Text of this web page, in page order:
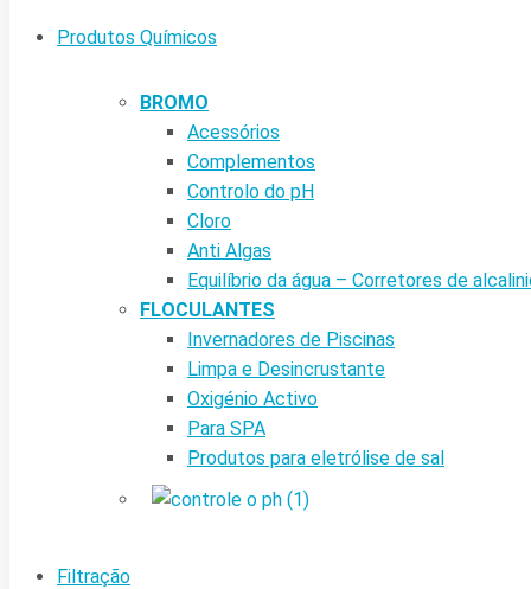
Produtos Químicos
BROMO
Acessórios
Complementos
Controlo do pH
Cloro
Anti Algas
Equilíbrio da água – Corretores de
FLOCULANTES
Invernadores de Piscinas
Limpa e Desincrustante
Oxigénio Activo
Para SPA
Produtos para eletrólise de sal
Filtração